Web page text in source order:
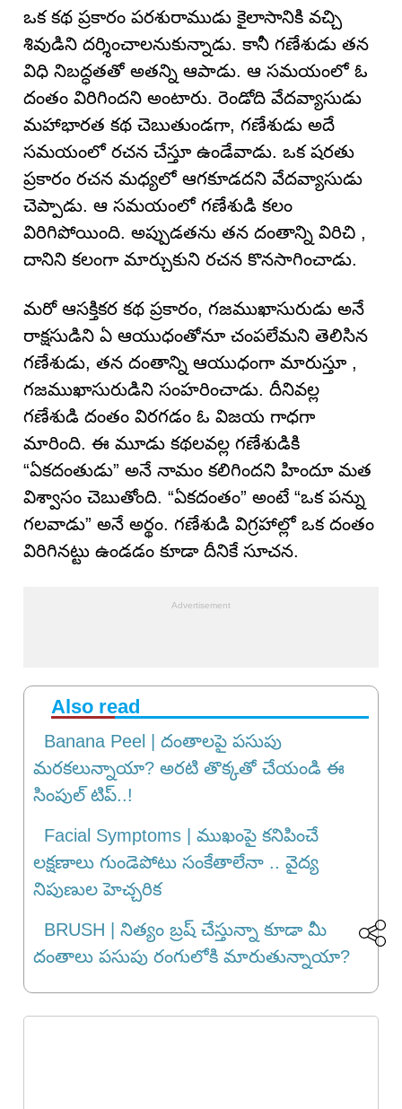
ఒక కథ ప్రకారం పరశురాముడు కైలాసానికి వచ్చి
శివుడిని దర్శించాలనుకున్నాడు. కానీ గణేశుడు తన
విధి నిబద్ధతతో అతన్ని ఆపాడు. ఆ స‌మ‌యంలో ఓ
దంతం విరిగింద‌ని అంటారు. రెండోది వేదవ్యాసుడు
మహాభారత కథ చెబుతుండగా, గణేశుడు అదే
సమయంలో రచన చేస్తూ ఉండేవాడు. ఒక షరతు
ప్రకారం రచన మధ్యలో ఆగకూడదని వేదవ్యాసుడు
చెప్పాడు. ఆ సమయంలో గణేశుడి కలం
విరిగిపోయింది. అప్పుడతను తన దంతాన్ని విరిచి ,
దానిని కలంగా మార్చుకుని రచన కొనసాగించాడు.
మరో ఆసక్తికర కథ ప్రకారం, గజముఖాసురుడు అనే
రాక్షసుడిని ఏ ఆయుధంతోనూ చంపలేమని తెలిసిన
గణేశుడు, తన దంతాన్ని ఆయుధంగా మారుస్తూ ,
గజముఖాసురుడిని సంహరించాడు. దీనివల్ల
గణేశుడి దంతం విరగడం ఓ విజయ గాధగా
మారింది. ఈ మూడు కథలవల్ల గణేశుడికి
“ఏకదంతుడు” అనే నామం కలిగిందని హిందూ మత
విశ్వాసం చెబుతోంది. “ఏకదంతం” అంటే “ఒక పన్ను
గలవాడు” అనే అర్థం. గణేశుడి విగ్రహాల్లో ఒక దంతం
విరిగినట్టు ఉండడం కూడా దీనికే సూచన.
Also read
Banana Peel | దంతాలపై పసుపు
మరకలున్నాయా? అరటి తొక్కతో చేయండి ఈ
సింపుల్ టిప్..!
Facial Symptoms | ముఖంపై కనిపించే
లక్షణాలు గుండెపోటు సంకేతాలేనా .. వైద్య
నిపుణుల హెచ్చరిక
BRUSH | నిత్యం బ్ర‌ష్ చేస్తున్నా కూడా మీ
దంతాలు పసుపు రంగులోకి మారుతున్నాయా?